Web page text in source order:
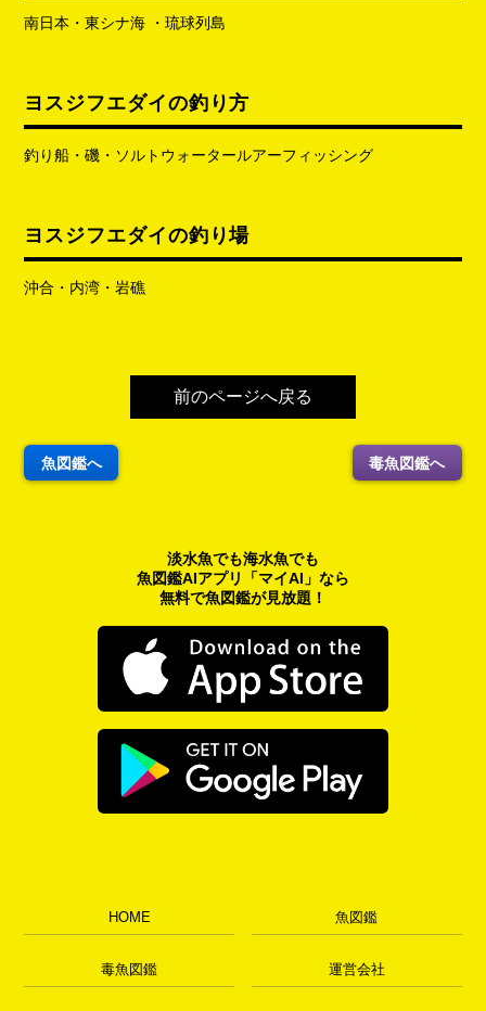
南日本・東シナ海 ・琉球列島
ヨスジフエダイの釣り方
釣り船・磯・ソルトウォータールアーフィッシング
ヨスジフエダイの釣り場
沖合・内湾・岩礁
前のページへ戻る
魚図鑑へ 毒魚図鑑へ
淡水魚でも海水魚でも
魚図鑑AIアプリ「マイAI」なら
無料で魚図鑑が見放題！
HOME 魚図鑑
毒魚図鑑 運営会社